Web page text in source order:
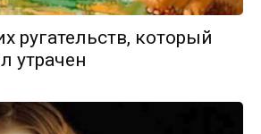
ругательств, который
утрачен